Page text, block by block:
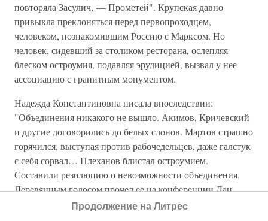
повторяла Засулич, — Прометей". Крупская давно
привыкла преклоняться перед первопроходцем,
человеком, познакомившим Россию с Марксом. Но
человек, сидевший за столиком ресторана, ослепляя
блеском остроумия, подавляя эрудицией, вызвал у нее
ассоциацию с гранитным монументом.
Надежда Константиновна писала впоследствии:
"Объединения никакого не вышло. Акимов, Кричевский
и другие договорились до белых слонов. Мартов страшно
горячился, выступая против рабочедельцев, даже галстук
с себя сорвал… Плеханов блистал остроумием.
Составили резолюцию о невозможности объединения.
Деревянным голосом прочел ее на конференции Дан.
"Папский нунций", — бросили ему противники.
Продолжение на Литрес